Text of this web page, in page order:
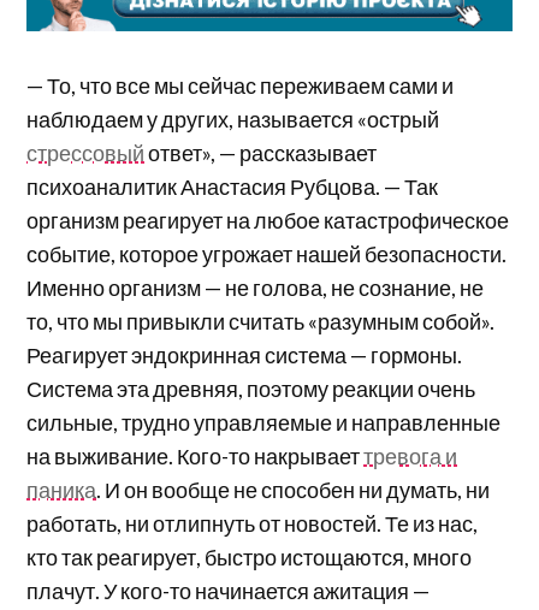
— То, что все мы сейчас переживаем сами и
наблюдаем у других, называется «острый
стрессовыйответ», — рассказывает
психоаналитик Анастасия Рубцова. — Так
организм реагирует на любое катастрофическое
событие, которое угрожает нашей безопасности.
Именно организм — не голова, не сознание, не
то, что мы привыкли считать «разумным собой».
Реагирует эндокринная система — гормоны.
Система эта древняя, поэтому реакции очень
сильные, трудно управляемые и направленные
на выживание. Кого-то накрываеттревога и
паника. И он вообще не способен ни думать, ни
работать, ни отлипнуть от новостей. Те из нас,
кто так реагирует, быстро истощаются, много
плачут. У кого-то начинается ажитация —